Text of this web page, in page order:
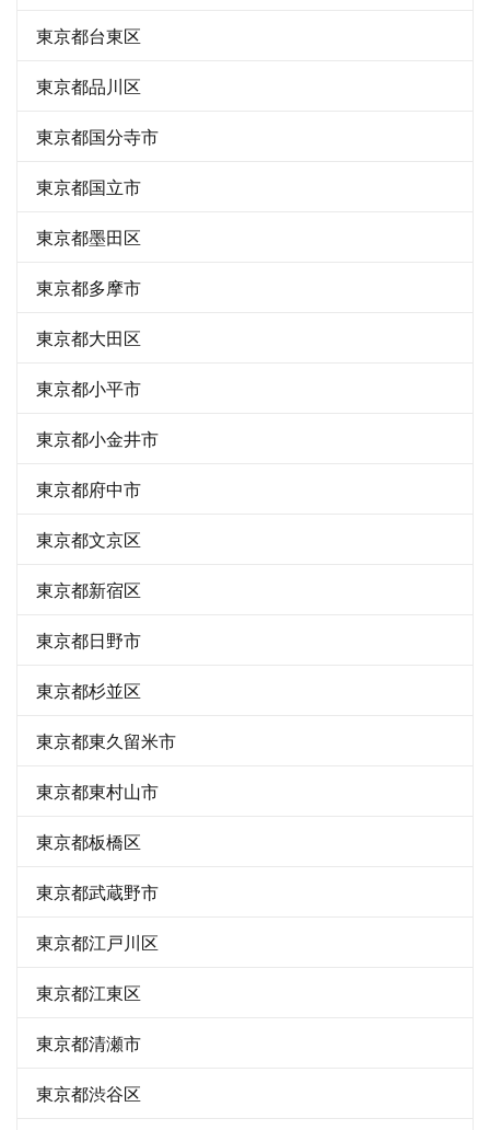
東京都台東区
東京都品川区
東京都国分寺市
東京都国立市
東京都墨田区
東京都多摩市
東京都大田区
東京都小平市
東京都小金井市
東京都府中市
東京都文京区
東京都新宿区
東京都日野市
東京都杉並区
東京都東久留米市
東京都東村山市
東京都板橋区
東京都武蔵野市
東京都江戸川区
東京都江東区
東京都清瀬市
東京都渋谷区